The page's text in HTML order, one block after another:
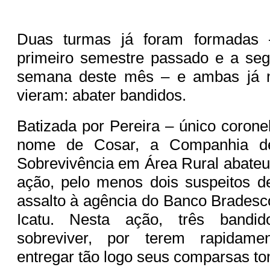
Duas turmas já foram
primeiro semestre passado e a
semana deste mês – e ambas já
vieram: abater bandidos.
Batizada por Pereira – único
nome de Cosar, a Companhia
Sobrevivência em Área Rural
ação, pelo menos dois suspeitos
assalto à agência do Banco
Icatu. Nesta ação, três
sobreviver, por terem
entregar tão logo seus comparsas